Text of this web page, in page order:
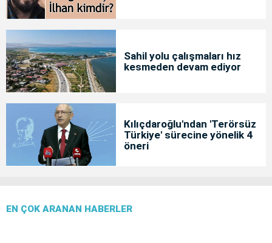
Sahil yolu çalışmaları hız
kesmeden devam ediyor
Kılıçdaroğlu'ndan 'Terörsüz
Türkiye' sürecine yönelik 4
öneri
EN ÇOK ARANAN HABERLER